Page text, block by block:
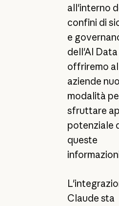
all'interno
confini di
e
dell'AI
offriremo
aziende
modalità
sfruttare
potenziale
queste
Claude sta